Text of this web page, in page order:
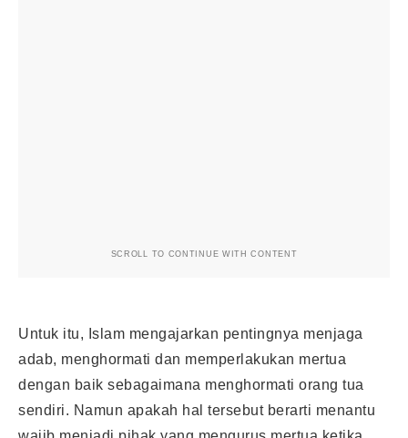
SCROLL TO CONTINUE WITH CONTENT
Untuk itu, Islam mengajarkan pentingnya menjaga
adab, menghormati dan memperlakukan mertua
dengan baik sebagaimana menghormati orang tua
sendiri. Namun apakah hal tersebut berarti menantu